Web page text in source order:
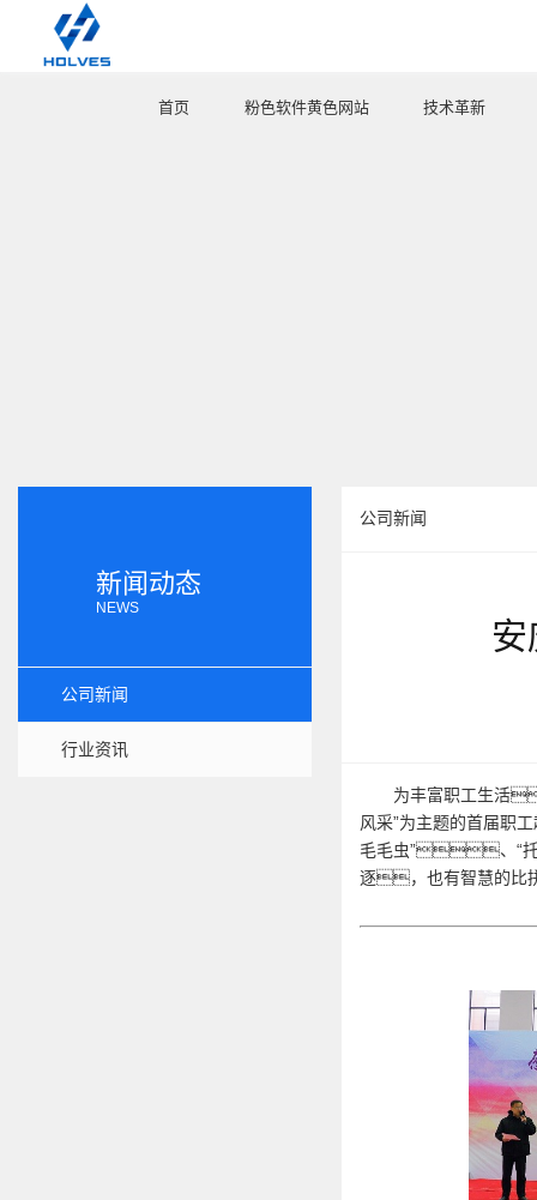
首页 粉色软件黄色网站 技术革新
新闻动态
NEWS
公司新闻
行业资讯
公司新闻
为丰富职工生活
风采”为主题的首届
毛毛虫”、“托
逐，也有智慧的